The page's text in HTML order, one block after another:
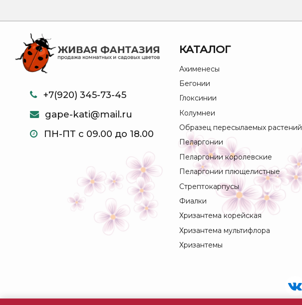
+7(920) 345-73-45
gape-kati@mail.ru
ПН-ПТ с 09.00 до 18.00
КАТАЛОГ
Ахименесы
Бегонии
Глоксинии
Колумнеи
Образец пересылаемых растений
Пеларгонии
Пеларгонии королевские
Пеларгонии плющелистные
Стрептокарпусы
Фиалки
Хризантема корейская
Хризантема мультифлора
Хризантемы